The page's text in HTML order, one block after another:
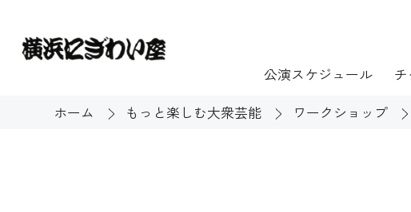
公演スケジュール
開館時間・休館日・ア
ホーム もっと楽しむ大衆芸能 ワークショップ